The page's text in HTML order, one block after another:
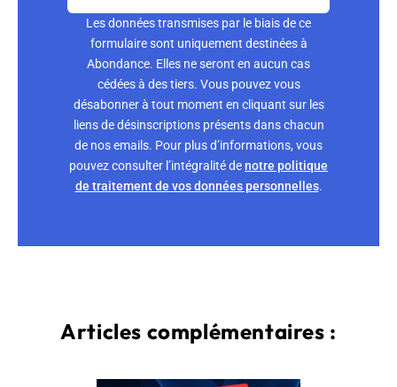
Les données transmises par le biais de ce
formulaire sont uniquement destinées à
Abondance. Elles ne seront en aucun cas
cédées à des tiers. Vous pouvez vous
désabonner à tout moment en cliquant sur les
liens de désinscriptions présents dans chacun
de nos emails. Pour plus d’informations, vous
pouvez consulter l’intégralité denotre politique
de traitement de vos données personnelles.
Articles complémentaires :